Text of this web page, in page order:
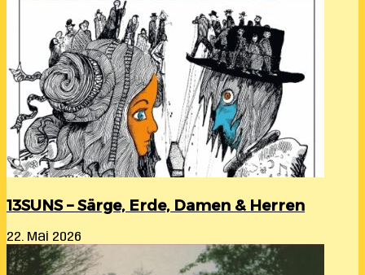
13SUNS – Särge, Erde, Damen & Herren
22. Mai 2026